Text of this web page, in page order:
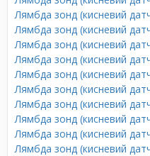
Лямбда зонд (кисневий
Лямбда зонд (кисневий
Лямбда зонд (кисневий
Лямбда зонд (кисневий
Лямбда зонд (кисневий
Лямбда зонд (кисневий
Лямбда зонд (кисневий
Лямбда зонд (кисневий
Лямбда зонд (кисневий
Лямбда зонд (кисневий